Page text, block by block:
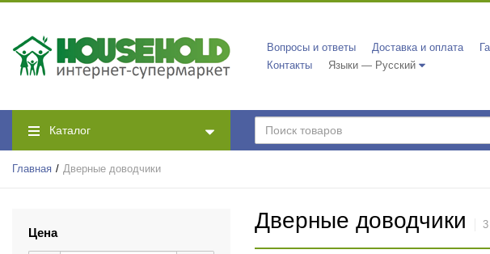
Вопросы и ответы Доставка и оплата
Контакты
Языки — Русский
Каталог
Главная Дверные доводчики
Цена Дверные доводчики